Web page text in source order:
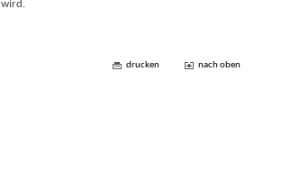
drucken nach oben